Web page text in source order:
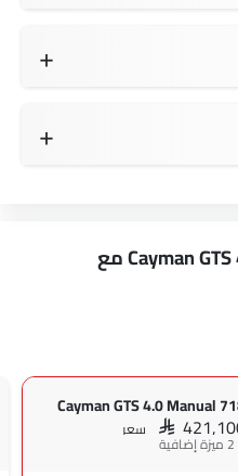
قارن بورش 718 Cayman GTS 4.0 Manual مع
718 Cayman
SAR سعر